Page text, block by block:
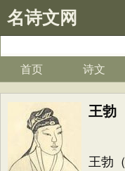
名诗文网
首页 诗文
王勃
王勃